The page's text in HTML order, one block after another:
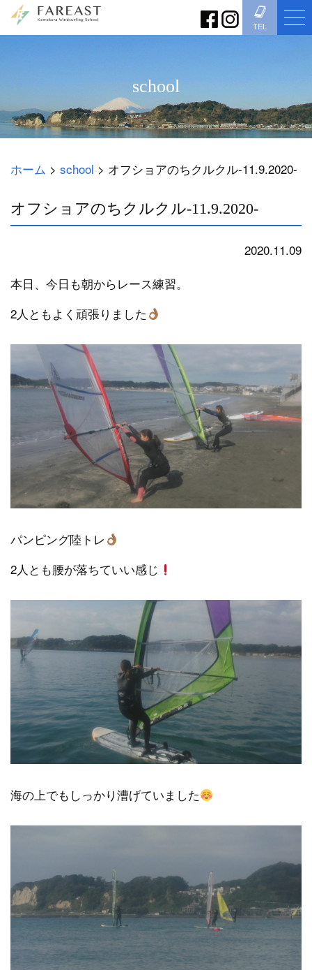
TEL
school
ホーム > school > オフショアのちクルクル-11.9.2020-
オフショアのちクルクル-11.9.2020-
2020.11.09
本日、今日も朝からレース練習。
2人ともよく頑張りました
パンピング陸トレ
2人とも腰が落ちていい感じ
海の上でもしっかり漕げていました